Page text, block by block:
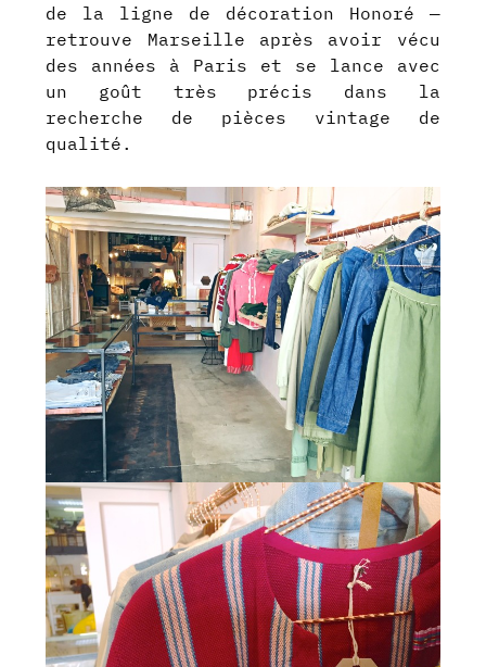
de la ligne de décoration Honoré —
retrouve Marseille après avoir vécu
des années à Paris et se lance avec
un goût très précis dans la
recherche de pièces vintage de
qualité.